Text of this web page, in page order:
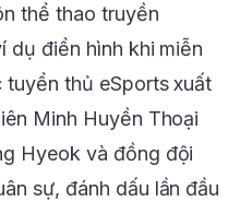
thể thao truyền
dụ điển hình khi miễn
thủ eSports xuất
Minh Huyền Thoại
Hyeok và đồng đội
sự, đánh dấu lần đầu